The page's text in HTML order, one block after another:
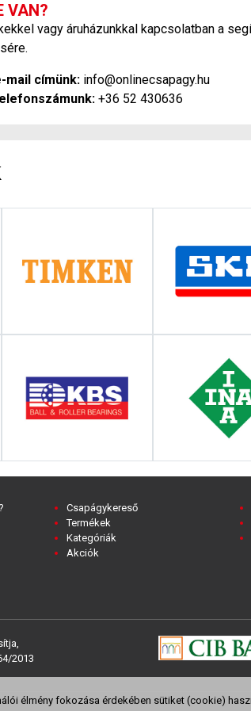
élmény fokozása érdekében sütiket (cookie)
VAN?
vagy áruházunkkal kapcsolatban a
mail címünk: info@onlinecsapagy.hu
+36 52 430636
Csapágykereső
Termékek
Kategóriák
Akciók
2013